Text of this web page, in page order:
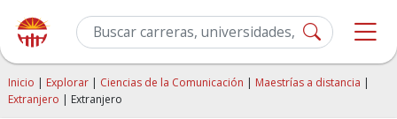
Inicio | Explorar | Ciencias de la Comunicación | Maestrías a distancia |
Extranjero | Extranjero